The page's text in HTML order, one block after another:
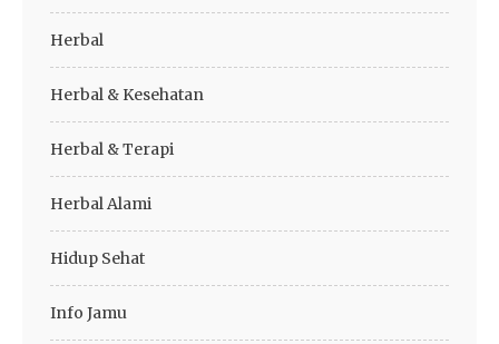
Herbal
Herbal & Kesehatan
Herbal & Terapi
Herbal Alami
Hidup Sehat
Info Jamu